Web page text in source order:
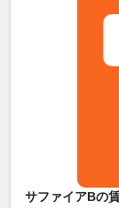
サファイアBの